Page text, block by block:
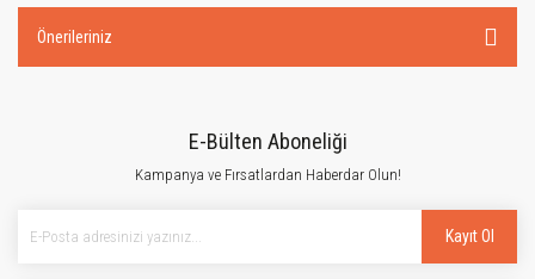
Önerileriniz
E-Bülten Aboneliği
Kampanya ve Fırsatlardan Haberdar Olun!
Kayıt Ol